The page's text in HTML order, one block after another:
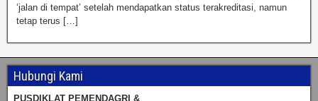
‘jalan di tempat’ setelah mendapatkan status terakreditasi, namun
tetap terus […]
Hubungi Kami
PUSDIKLAT PEMENDAGRI &